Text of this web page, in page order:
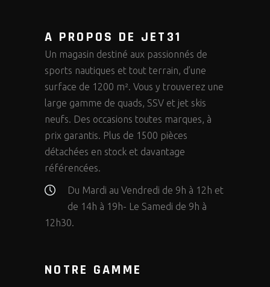
A PROPOS DE JET31
Un magasin destiné aux passionnés de
sports nautiques et tout terrain, d’une
surface de 1200 m². Vous y trouverez une
large gamme de quads, SSV et jet skis
neufs. Des occasions toutes marques, à
prix garantis. Plus de 1500 pièces
détachées en stock et davantage
référencées.
Du Mardi au Vendredi de 9h à 12h et
de 14h à 19h- Le Samedi de 9h à
12h30.
NOTRE GAMME